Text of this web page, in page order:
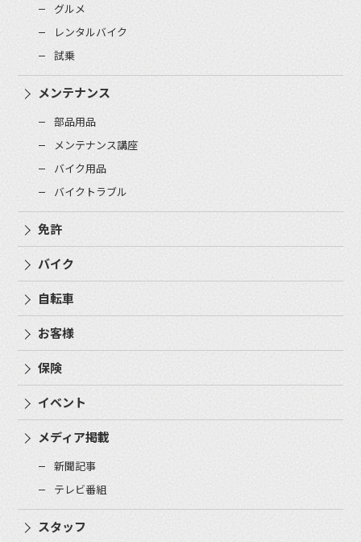
グルメ
レンタルバイク
試乗
メンテナンス
部品用品
メンテナンス講座
バイク用品
バイクトラブル
免許
バイク
自転車
お客様
保険
イベント
メディア掲載
新聞記事
テレビ番組
スタッフ